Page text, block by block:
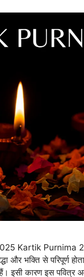
Purnima 2025
और भक्ति से परिपूर्ण
इसी कारण इस पवित्र